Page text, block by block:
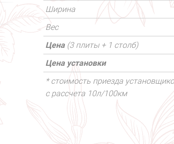
Ширина
Вес
Цена (3 плиты + 1 столб)
Цена установки
* стоимость приезда
с рассчета 10л/100км